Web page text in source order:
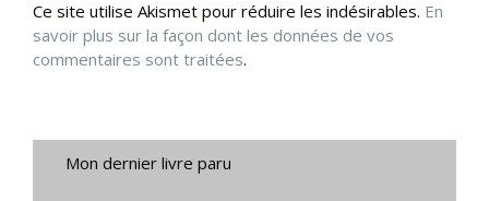
Ce site utilise Akismet pour réduire les indésirables. En
savoir plus sur la façon dont les données de vos
commentaires sont traitées.
Mon dernier livre paru